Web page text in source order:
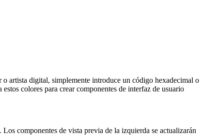
o artista digital, simplemente introduce un código hexadecimal o
colores para crear componentes de interfaz de usuario
componentes de vista previa de la izquierda se actualizarán